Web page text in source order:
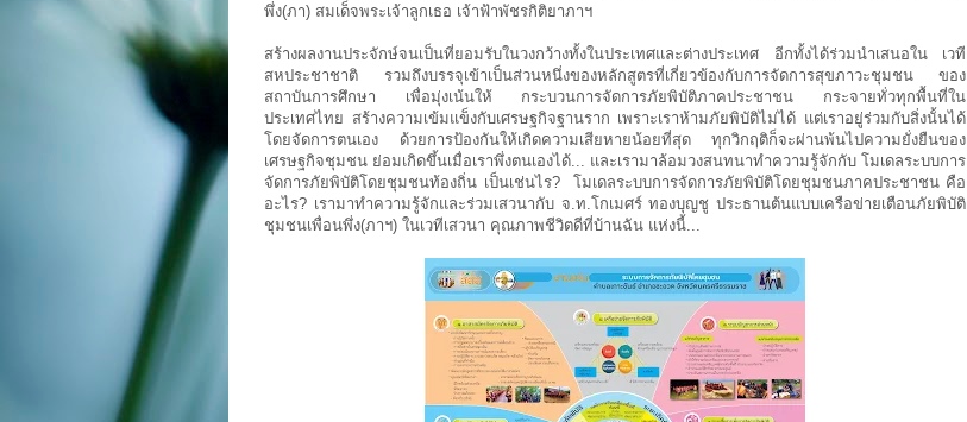
พึ่ง(ภา) สมเด็จพระเจ้าลูกเธอ เจ้าฟ้าพัชรกิติยาภาฯ
สร้างผลงานประจักษ์จนเป็นที่ยอมรับในวงกว้างทั้งในประเทศและต่างประเทศ อีกทั้งได้ร่วมนำเสนอใน เวที
สหประชาชาติ รวมถึงบรรจุเข้าเป็นส่วนหนึ่งของหลักสูตรที่เกี่ยวข้องกับการจัดการสุขภาวะชุมชน ของ
สถาบันการศึกษา เพื่อมุ่งเน้นให้ กระบวนการจัดการภัยพิบัติภาคประชาชน กระจายทั่วทุกพื้นที่ใน
ประเทศไทย สร้างความเข้มแข็งกับเศรษฐกิจฐานราก เพราะเราห้ามภัยพิบัติไม่ได้ แต่เราอยู่ร่วมกับสิ่งนั้นได้
โดยจัดการตนเอง ด้วยการป้องกันให้เกิดความเสียหายน้อยที่สุด ทุกวิกฤติก็จะผ่านพ้นไปความยั่งยืนของ
เศรษฐกิจชุมชน ย่อมเกิดขึ้นเมื่อเราพึ่งตนเองได้... และเรามาล้อมวงสนทนาทำความรู้จักกับ โมเดลระบบการ
จัดการภัยพิบัติโดยชุมชนท้องถิ่น เป็นเช่นไร? โมเดลระบบการจัดการภัยพิบัติโดยชุมชนภาคประชาชน คือ
อะไร? เรามาทำความรู้จักและร่วมเสวนากับ จ.ท.โกเมศร์ ทองบุญชู ประธานต้นแบบเครือข่ายเตือนภัยพิบัติ
ชุมชนเพื่อนพึ่ง(ภาฯ) ในเวทีเสวนา คุณภาพชีวิตดีที่บ้านฉัน แห่งนี้...